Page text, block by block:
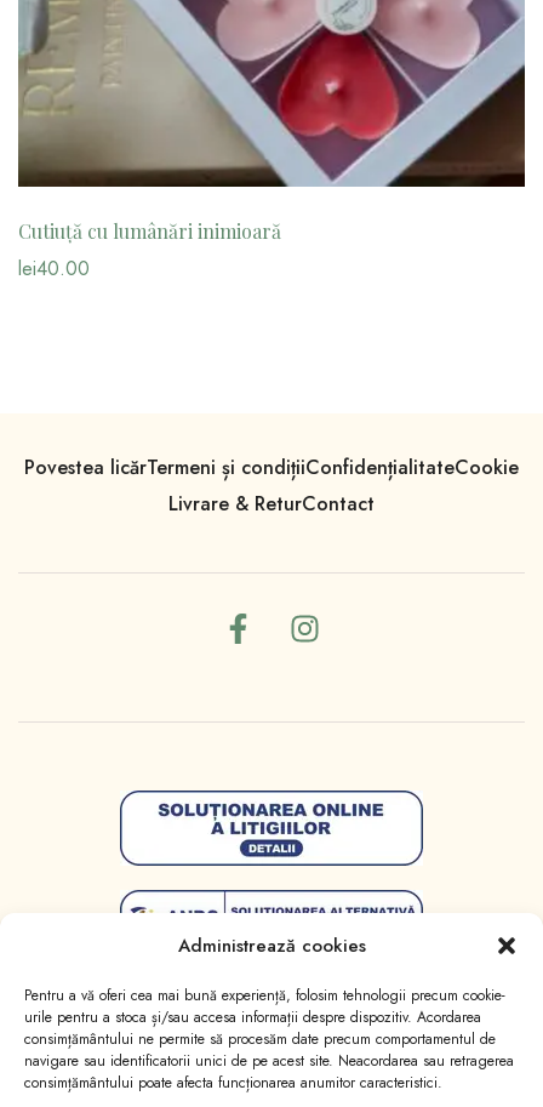
Administrează cookies
Pentru a vă oferi cea mai bună experiență, folosim tehnologii precum cookie-
urile pentru a stoca și/sau accesa informații despre dispozitiv. Acordarea
consimțământului ne permite să procesăm date precum comportamentul de
navigare sau identificatorii unici de pe acest site. Neacordarea sau retragerea
consimțământului poate afecta funcționarea anumitor caracteristici.
Cutiuță cu lumânări inimioară
lei40.00
Povestea licărTermeni și condițiiConfidențialitateCookie
Livrare & ReturContact